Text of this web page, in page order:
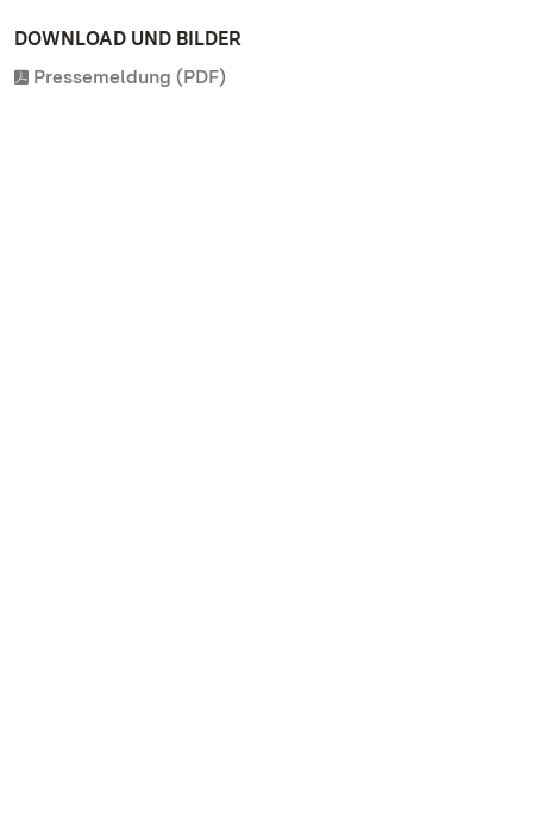
DOWNLOAD UND BILDER
Pressemeldung (PDF)